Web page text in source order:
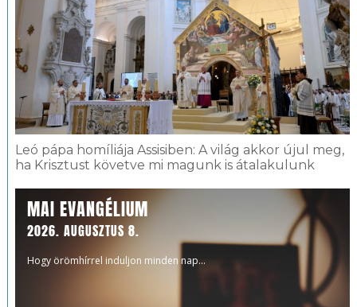
Leó pápa homíliája Assisiben: A világ akkor újul meg,
ha Krisztust követve mi magunk is átalakulunk
MAI EVANGÉLIUM
2026. AUGUSZTUS 8.
Hogy örömhírrel induljon minden nap...